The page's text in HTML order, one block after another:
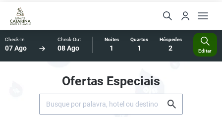
Check-In
07 Ago
Check-Out
08 Ago
Noites
1
Quartos
1
Hóspedes
2 Editar
Ofertas Especiais